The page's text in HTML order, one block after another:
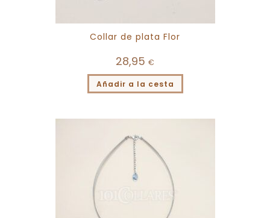
Collar de plata Flor
28,95 €
Añadir a la cesta